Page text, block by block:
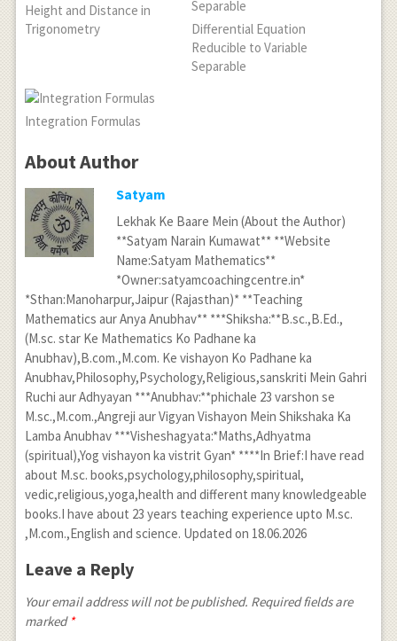
Height and Distance in
Trigonometry
Differential Equation
Reducible to Variable
Separable
Integration Formulas
About Author
Satyam
Lekhak Ke Baare Mein (About the Author)
**Satyam Narain Kumawat** **Website
Name:Satyam Mathematics**
*Owner:satyamcoachingcentre.in*
*Sthan:Manoharpur,Jaipur (Rajasthan)* **Teaching
Mathematics aur Anya Anubhav** ***Shiksha:**B.sc.,B.Ed.,
(M.sc. star Ke Mathematics Ko Padhane ka
Anubhav),B.com.,M.com. Ke vishayon Ko Padhane ka
Anubhav,Philosophy,Psychology,Religious,sanskriti Mein Gahri
Ruchi aur Adhyayan ***Anubhav:**phichale 23 varshon se
M.sc.,M.com.,Angreji aur Vigyan Vishayon Mein Shikshaka Ka
Lamba Anubhav ***Visheshagyata:*Maths,Adhyatma
(spiritual),Yog vishayon ka vistrit Gyan* ****In Brief:I have read
about M.sc. books,psychology,philosophy,spiritual,
vedic,religious,yoga,health and different many knowledgeable
books.I have about 23 years teaching experience upto M.sc.
,M.com.,English and science. Updated on 18.06.2026
Leave a Reply
Your email address will not be published. Required fields are
marked *